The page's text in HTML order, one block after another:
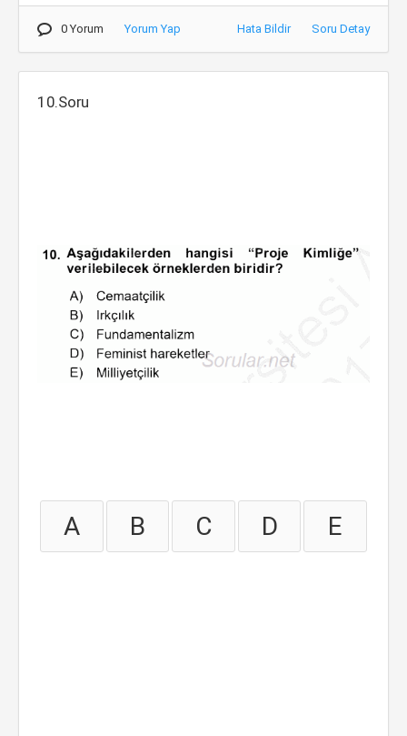
0 Yorum Yorum Yap Hata Bildir Soru Detay
10.Soru
A B C D E